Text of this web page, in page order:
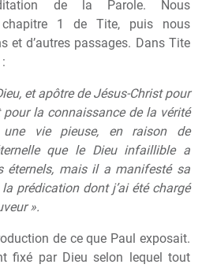
de la Parole. Nous
1 de Tite, puis nous
et d’autres passages. Dans Tite
et apôtre de Jésus-Christ pour
la connaissance de la vérité
vie pieuse, en raison de
que le Dieu infaillible a
éternels, mais il a manifesté sa
prédication dont j’ai été chargé
».
de ce que Paul exposait.
fixé par Dieu selon lequel tout